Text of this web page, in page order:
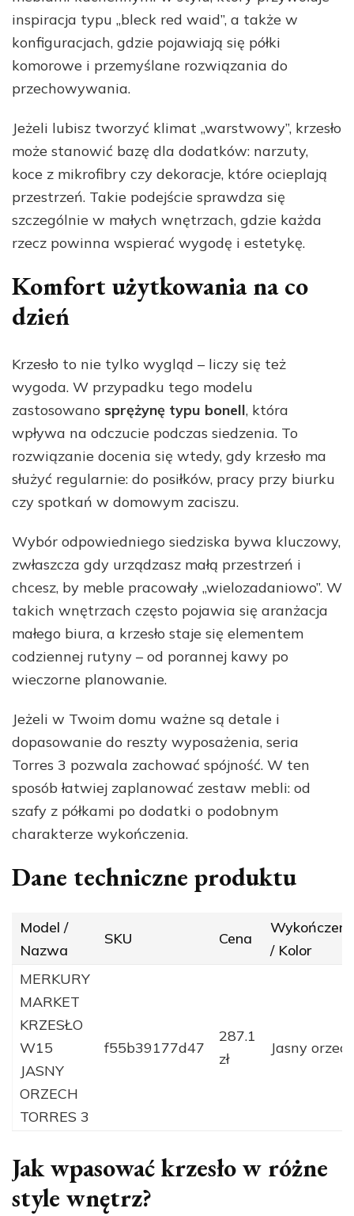
inspiracja typu „bleck red waid”, a także w
konfiguracjach, gdzie pojawiają się półki
komorowe i przemyślane rozwiązania do
przechowywania.
Jeżeli lubisz tworzyć klimat „warstwowy”, krzesło
może stanowić bazę dla dodatków: narzuty,
koce z mikrofibry czy dekoracje, które ocieplają
przestrzeń. Takie podejście sprawdza się
szczególnie w małych wnętrzach, gdzie każda
rzecz powinna wspierać wygodę i estetykę.
Komfort użytkowania na co
dzień
Krzesło to nie tylko wygląd – liczy się też
wygoda. W przypadku tego modelu
zastosowano sprężynę typu bonell, która
wpływa na odczucie podczas siedzenia. To
rozwiązanie docenia się wtedy, gdy krzesło ma
służyć regularnie: do posiłków, pracy przy biurku
czy spotkań w domowym zaciszu.
Wybór odpowiedniego siedziska bywa kluczowy,
zwłaszcza gdy urządzasz małą przestrzeń i
chcesz, by meble pracowały „wielozadaniowo”. W
takich wnętrzach często pojawia się aranżacja
małego biura, a krzesło staje się elementem
codziennej rutyny – od porannej kawy po
wieczorne planowanie.
Jeżeli w Twoim domu ważne są detale i
dopasowanie do reszty wyposażenia, seria
Torres 3 pozwala zachować spójność. W ten
sposób łatwiej zaplanować zestaw mebli: od
szafy z półkami po dodatki o podobnym
charakterze wykończenia.
Dane techniczne produktu
Model /
Nazwa
SKU Cena
/ Kolor
MERKURY
MARKET
KRZESŁO
W15
JASNY
ORZECH
TORRES 3
f55b39177d47
287.1
zł
Jasny
Jak wpasować krzesło w różne
style wnętrz?